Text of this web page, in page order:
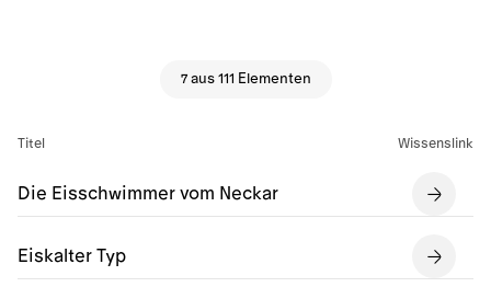
7 aus 111 Elementen
Titel Wissenslink
Die Eisschwimmer vom Neckar
Eiskalter Typ